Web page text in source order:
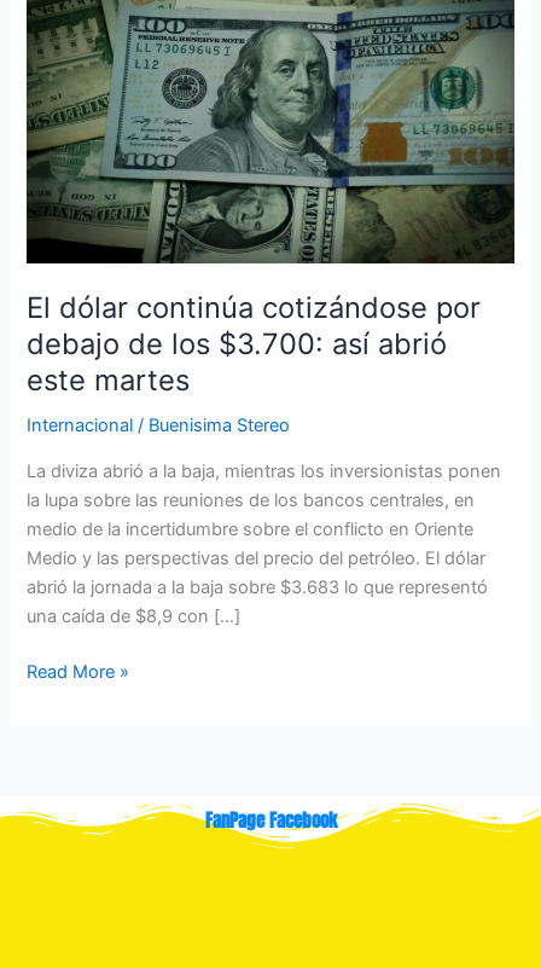
El dólar continúa cotizándose por
debajo de los $3.700: así abrió
este martes
Internacional / Buenisima Stereo
La diviza abrió a la baja, mientras los inversionistas ponen
la lupa sobre las reuniones de los bancos centrales, en
medio de la incertidumbre sobre el conflicto en Oriente
Medio y las perspectivas del precio del petróleo. El dólar
abrió la jornada a la baja sobre $3.683 lo que representó
una caída de $8,9 con […]
continúa
cotizándose
por
debajo
de
los
$3.700:
así
abrió
martes
Read More »
FanPage Facebook